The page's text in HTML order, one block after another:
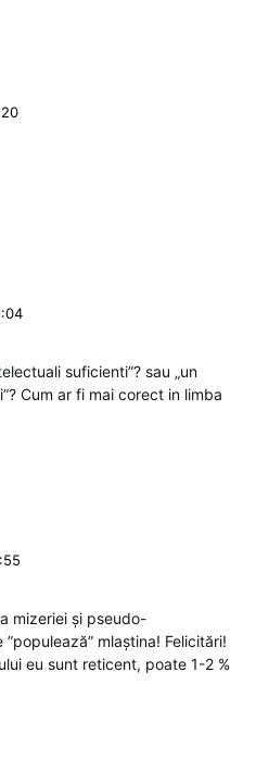
suficienti”? sau „un
Cum ar fi mai corect in limba
mizeriei și pseudo-
mlaștina! Felicitări!
eu sunt reticent, poate 1-2 %